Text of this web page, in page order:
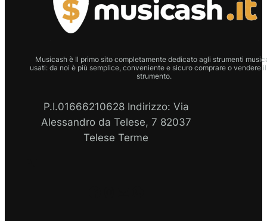
Musicash è Il primo sito completamente dedicato agli strumenti
usati: da noi è più semplice, conveniente e sicuro comprare o vendere
strumento.
P.I.01666210628 Indirizzo: Via
Alessandro da Telese, 7 82037
Telese Terme